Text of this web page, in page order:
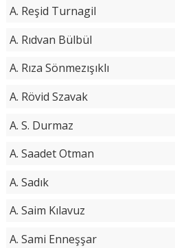
A. Reşid Turnagil
A. Rıdvan Bülbül
A. Rıza Sönmezışıklı
A. Rövid Szavak
A. S. Durmaz
A. Saadet Otman
A. Sadık
A. Saim Kılavuz
A. Sami Enneşşar